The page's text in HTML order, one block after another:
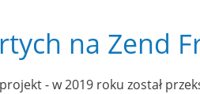
na Zend
- w 2019 roku został